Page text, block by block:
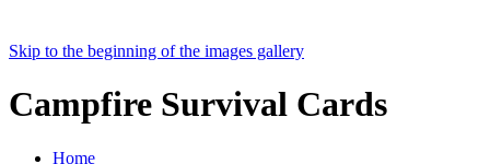
Skip to the beginning of the images gallery
Campfire Survival Cards
Home